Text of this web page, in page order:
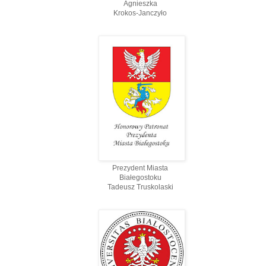
Agnieszka
Krokos-Janczyło
Prezydent Miasta
Białegostoku
Tadeusz Truskolaski